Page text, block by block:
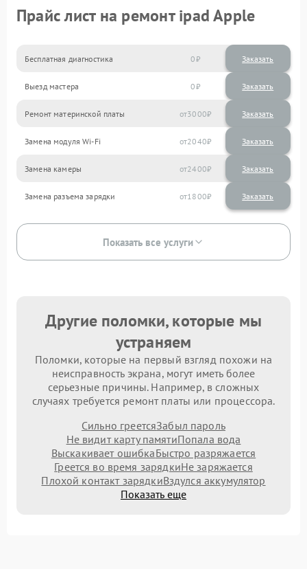
Прайс лист на ремонт ipad Apple
Бесплатная диагностика 0 Заказать
Выезд мастера 0 Заказать
Ремонт материнской платы 3000
Замена модуля Wi-Fi 2040
Замена камеры 2400
Замена разъема зарядки 1800
Показать все услуги
Другие поломки, которые мы
устраняем
Поломки, которые на первый взгляд похожи на
неисправность экрана, могут иметь более
серьезные причины. Например, в сложных
случаях требуется ремонт платы или процессора.
Сильно греетсяЗабыл пароль
Не видит карту памятиПопала вода
Выскакивает ошибкаБыстро разряжается
Греется во время зарядкиНе заряжается
Плохой контакт зарядкиВздулся аккумулятор
Показать еще